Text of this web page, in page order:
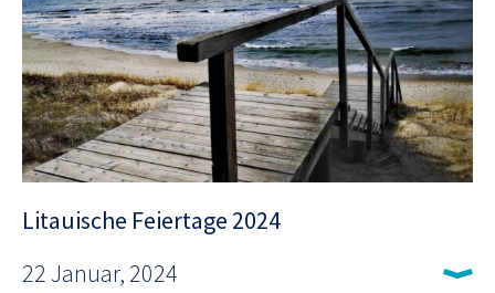
Litauische Feiertage 2024
22 Januar, 2024